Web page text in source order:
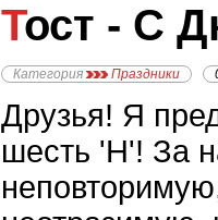
Тост - С
Категория Праздники
Друзья! Я
шесть 'Н'! За